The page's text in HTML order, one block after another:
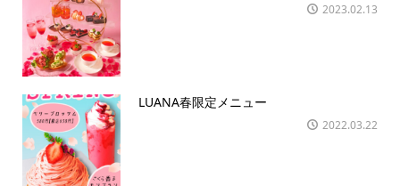
2023.02.13
LUANA春限定メニュー
2022.03.22